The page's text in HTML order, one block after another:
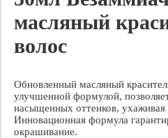
масляный
волос
Обновленный масляный
улучшенной формулой,
насыщенных оттенков, ухаживая
Инновационная формула
окрашивание.